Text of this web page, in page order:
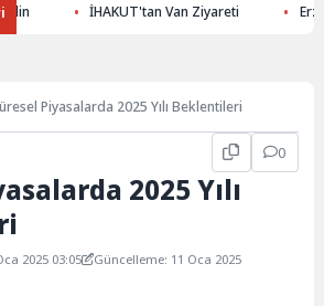
İHAKUT'tan Van Ziyareti
Piyasalarda 2025 Yılı Beklentileri
0
2025 Yılı
2025 03:05
Güncelleme: 11 Oca 2025